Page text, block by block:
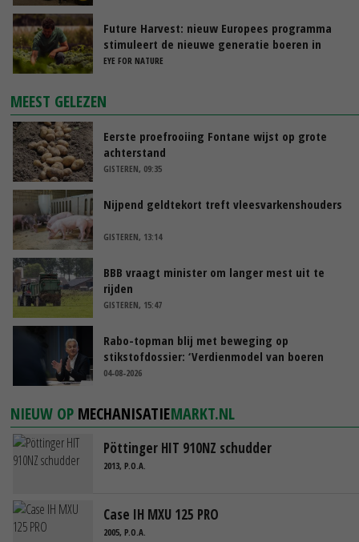
Future Harvest: nieuw Europees programma
stimuleert de nieuwe generatie boeren in
Nederland
EYE FOR NATURE
MEEST GELEZEN
Eerste proefrooiing Fontane wijst op grote
achterstand
GISTEREN, 09:35
Nijpend geldtekort treft vleesvarkenshouders
GISTEREN, 13:14
BBB vraagt minister om langer mest uit te
rijden
GISTEREN, 15:47
Rabo-topman blij met beweging op
stikstofdossier: ‘Verdienmodel van boeren
blijft cruciaal’
04-08-2026
NIEUW OP MECHANISATIEMARKT.NL
Pöttinger HIT 910NZ schudder
2013, P.O.A.
Case IH MXU 125 PRO
2005, P.O.A.